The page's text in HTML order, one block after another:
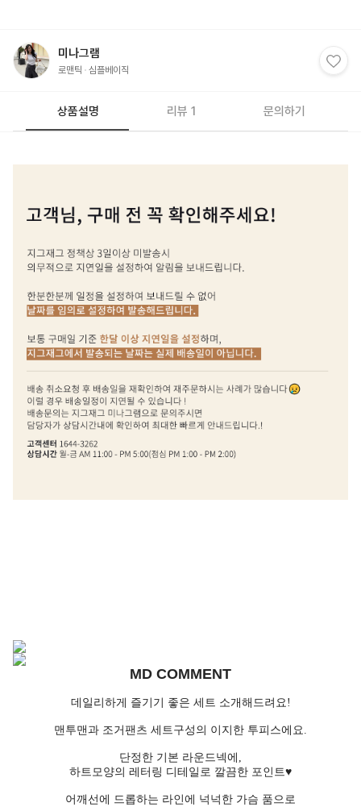
미나그램
로맨틱 심플베이직
상품설명 리뷰 1 문의하기
MD COMMENT
데일리하게 즐기기 좋은 세트 소개해드려요!
맨투맨과 조거팬츠 세트구성의 이지한 투피스에요.
단정한 기본 라운드넥에,
하트모양의 레터링 디테일로 깔끔한 포인트♥
어깨선에 드롭하는 라인에 넉넉한 가슴 품으로